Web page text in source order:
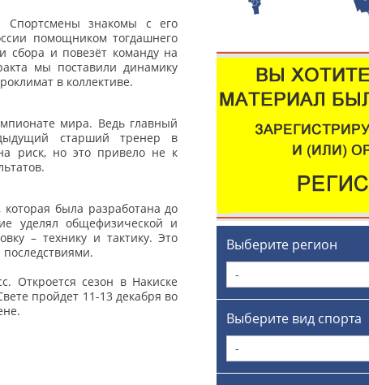
знакомы с его
помощником тогдашнего
и повезёт команду на
мы поставили динамику
в коллективе.
мира. Ведь главный
старший тренер в
риск, но это привело не к
была разработана до
уделял общефизической и
– технику и тактику. Это
Откроется сезон в Накиске
пройдет 11-13 декабря во
Выберите регион
-
Выберите вид спорта
-